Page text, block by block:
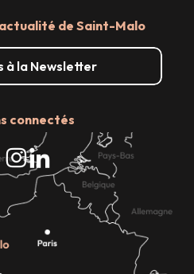
de Saint-Malo
à la Newsletter
connectés